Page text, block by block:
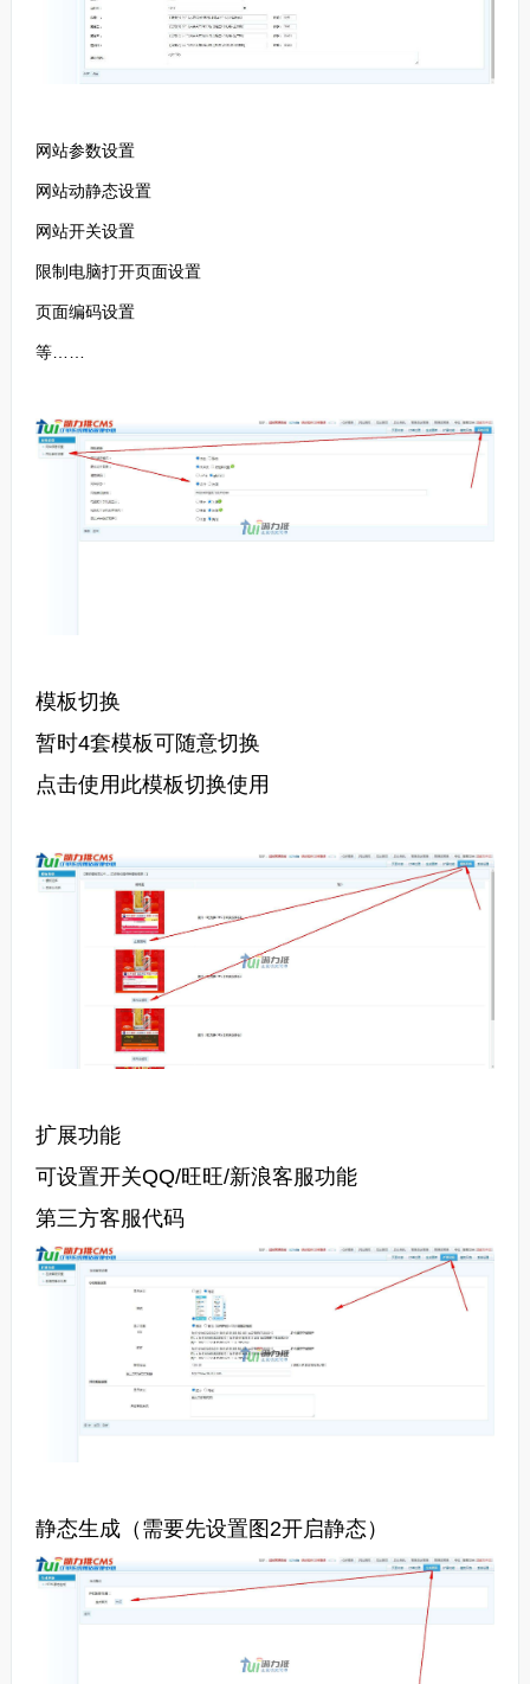
网站参数设置
网站动静态设置
网站开关设置
限制电脑打开页面设置
页面编码设置
等……
模板切换
暂时4套模板可随意切换
点击使用此模板切换使用
扩展功能
可设置开关QQ/旺旺/新浪客服功能
第三方客服代码
静态生成（需要先设置图2开启静态）